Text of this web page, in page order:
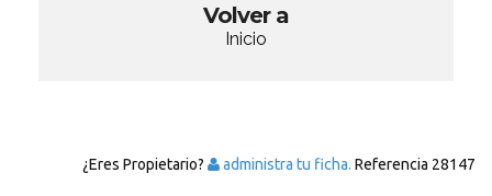
Volver a
Inicio
¿Eres Propietario? administra tu ficha. Referencia 28147